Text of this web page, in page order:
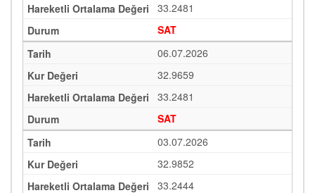
33.2481
SAT
06.07.2026
32.9659
33.2481
SAT
03.07.2026
32.9852
33.2444